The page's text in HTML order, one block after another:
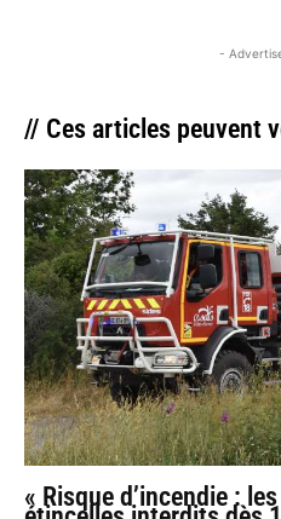
-
// Ces articles peuvent
« Risque d’incendie :